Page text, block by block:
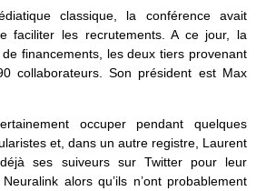
classique, la conférence avait
faciliter les recrutements. A ce jour, la
financements, les deux tiers provenant
collaborateurs. Son président est Max
occuper pendant quelques
et, dans un autre registre, Laurent
ses suiveurs sur Twitter pour leur
alors qu’ils n’ont probablement